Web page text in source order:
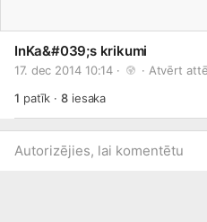
InKa&#039;s krikumi
17. dec 2014 10:14 · · Atvērt
1 patīk ·8iesaka
Autorizējies, lai komentētu